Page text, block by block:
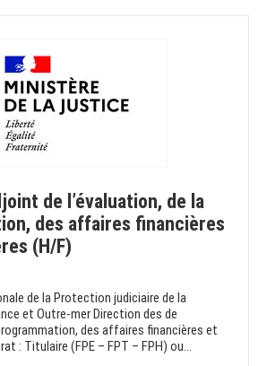
de l’évaluation, de la
des affaires financières
(H/F)
de la Protection judiciaire de la
et Outre-mer Direction des de
des affaires financières et
: Titulaire (FPE – FPT – FPH) ou...